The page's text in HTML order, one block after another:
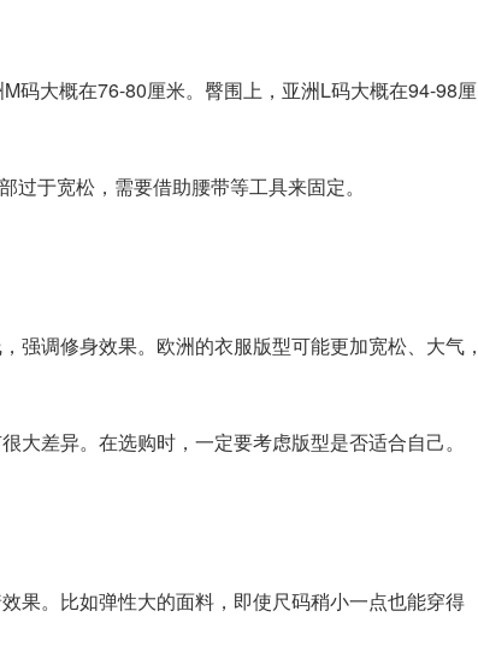
大概在76-80厘米。臀围上，亚洲L码大概在94-98厘
于宽松，需要借助腰带等工具来固定。
调修身效果。欧洲的衣服版型可能更加宽松、大气，
差异。在选购时，一定要考虑版型是否适合自己。
。比如弹性大的面料，即使尺码稍小一点也能穿得